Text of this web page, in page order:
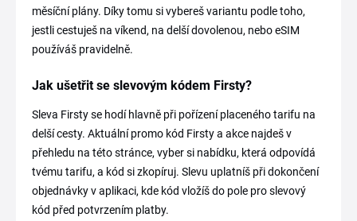
měsíční plány. Díky tomu si vybereš variantu podle toho,
jestli cestuješ na víkend, na delší dovolenou, nebo eSIM
používáš pravidelně.
Jak ušetřit se slevovým kódem Firsty?
Sleva Firsty se hodí hlavně při pořízení placeného tarifu na
delší cesty. Aktuální promo kód Firsty a akce najdeš v
přehledu na této stránce, vyber si nabídku, která odpovídá
tvému tarifu, a kód si zkopíruj. Slevu uplatníš při dokončení
objednávky v aplikaci, kde kód vložíš do pole pro slevový
kód před potvrzením platby.